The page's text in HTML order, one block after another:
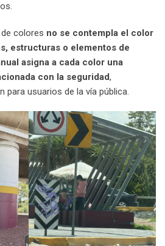
colores no se contempla el color
estructuras o elementos de
asigna a cada color una
con la seguridad,
para usuarios de la vía pública.